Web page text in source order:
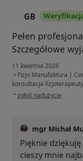
GB
Pełen
Szczegółowe
11 kwietnia 2026
• Fizjo Manufaktura |
konsultacja
• w opinii użytkownika GB
zgłoś nadużycie
mgr Michał
Pięknie
cieszy mnie